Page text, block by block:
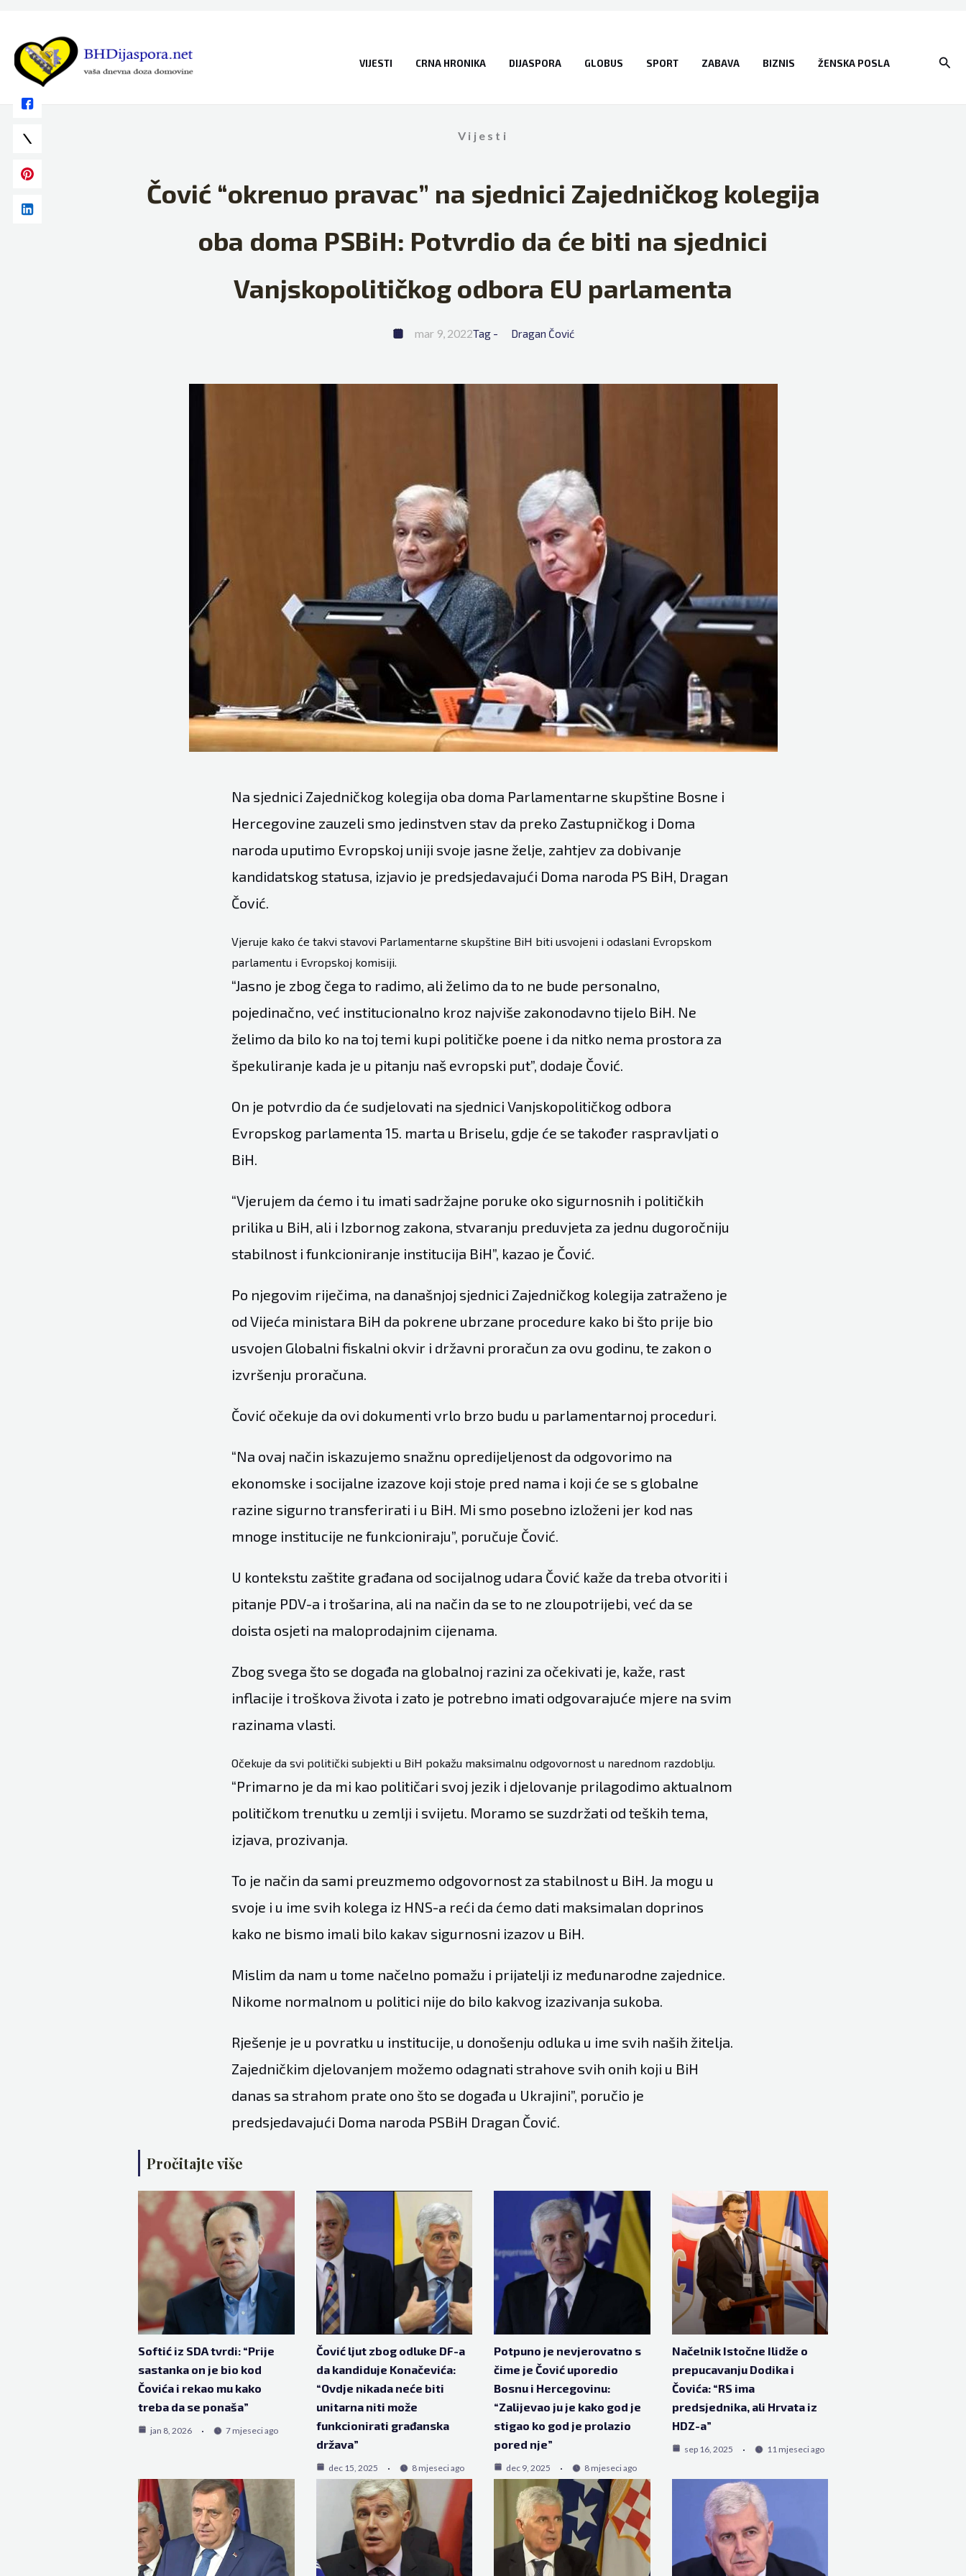
content
VIJESTI CRNA HRONIKA DIJASPORA GLOBUS SPORT ZABAVA BIZNIS ŽENSKA POSLA
Vijesti
Čović “okrenuo pravac” na sjednici Zajedničkog kolegija
oba doma PSBiH: Potvrdio da će biti na sjednici
Vanjskopolitičkog odbora EU parlamenta
mar 9, 2022Tag - Dragan Čović
Na sjednici Zajedničkog kolegija oba doma Parlamentarne skupštine Bosne i
Hercegovine zauzeli smo jedinstven stav da preko Zastupničkog i Doma
naroda uputimo Evropskoj uniji svoje jasne želje, zahtjev za dobivanje
kandidatskog statusa, izjavio je predsjedavajući Doma naroda PS BiH, Dragan
Čović.
Vjeruje kako će takvi stavovi Parlamentarne skupštine BiH biti usvojeni i odaslani Evropskom
parlamentu i Evropskoj komisiji.
“Jasno je zbog čega to radimo, ali želimo da to ne bude personalno,
pojedinačno, već institucionalno kroz najviše zakonodavno tijelo BiH. Ne
želimo da bilo ko na toj temi kupi političke poene i da nitko nema prostora za
špekuliranje kada je u pitanju naš evropski put”, dodaje Čović.
On je potvrdio da će sudjelovati na sjednici Vanjskopolitičkog odbora
Evropskog parlamenta 15. marta u Briselu, gdje će se također raspravljati o
BiH.
“Vjerujem da ćemo i tu imati sadržajne poruke oko sigurnosnih i političkih
prilika u BiH, ali i Izbornog zakona, stvaranju preduvjeta za jednu dugoročniju
stabilnost i funkcioniranje institucija BiH”, kazao je Čović.
Po njegovim riječima, na današnjoj sjednici Zajedničkog kolegija zatraženo je
od Vijeća ministara BiH da pokrene ubrzane procedure kako bi što prije bio
usvojen Globalni fiskalni okvir i državni proračun za ovu godinu, te zakon o
izvršenju proračuna.
Čović očekuje da ovi dokumenti vrlo brzo budu u parlamentarnoj proceduri.
“Na ovaj način iskazujemo snažnu opredijeljenost da odgovorimo na
ekonomske i socijalne izazove koji stoje pred nama i koji će se s globalne
razine sigurno transferirati i u BiH. Mi smo posebno izloženi jer kod nas
mnoge institucije ne funkcioniraju”, poručuje Čović.
U kontekstu zaštite građana od socijalnog udara Čović kaže da treba otvoriti i
pitanje PDV-a i trošarina, ali na način da se to ne zloupotrijebi, već da se
doista osjeti na maloprodajnim cijenama.
Zbog svega što se događa na globalnoj razini za očekivati je, kaže, rast
inflacije i troškova života i zato je potrebno imati odgovarajuće mjere na svim
razinama vlasti.
Očekuje da svi politički subjekti u BiH pokažu maksimalnu odgovornost u narednom razdoblju.
“Primarno je da mi kao političari svoj jezik i djelovanje prilagodimo aktualnom
političkom trenutku u zemlji i svijetu. Moramo se suzdržati od teških tema,
izjava, prozivanja.
To je način da sami preuzmemo odgovornost za stabilnost u BiH. Ja mogu u
svoje i u ime svih kolega iz HNS-a reći da ćemo dati maksimalan doprinos
kako ne bismo imali bilo kakav sigurnosni izazov u BiH.
Mislim da nam u tome načelno pomažu i prijatelji iz međunarodne zajednice.
Nikome normalnom u politici nije do bilo kakvog izazivanja sukoba.
Rješenje je u povratku u institucije, u donošenju odluka u ime svih naših žitelja.
Zajedničkim djelovanjem možemo odagnati strahove svih onih koji u BiH
danas sa strahom prate ono što se događa u Ukrajini”, poručio je
predsjedavajući Doma naroda PSBiH Dragan Čović.
Pročitajte više
Softić iz SDA tvrdi: “Prije
sastanka on je bio kod
Čovića i rekao mu kako
treba da se ponaša”
jan 8, 2026 7 mjeseci ago
Čović ljut zbog odluke DF-a
da kandiduje Konačevića:
“Ovdje nikada neće biti
unitarna niti može
funkcionirati građanska
država”
dec 15, 2025 8 mjeseci ago
Potpuno je nevjerovatno s
čime je Čović uporedio
Bosnu i Hercegovinu:
“Zalijevao ju je kako god je
stigao ko god je prolazio
pored nje”
dec 9, 2025 8 mjeseci ago
Načelnik Istočne Ilidže o
prepucavanju Dodika i
Čovića: “RS ima
predsjednika, ali Hrvata iz
HDZ-a”
sep 16, 2025 11 mjeseci ago